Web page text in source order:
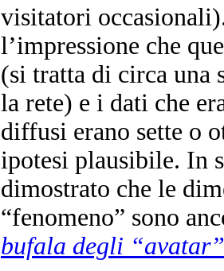
visitatori
l’impressione che
(si tratta di circa una
la rete) e i dati che
diffusi erano sette o
ipotesi plausibile. In
dimostrato che le
“fenomeno” sono
bufala degli “avatar”